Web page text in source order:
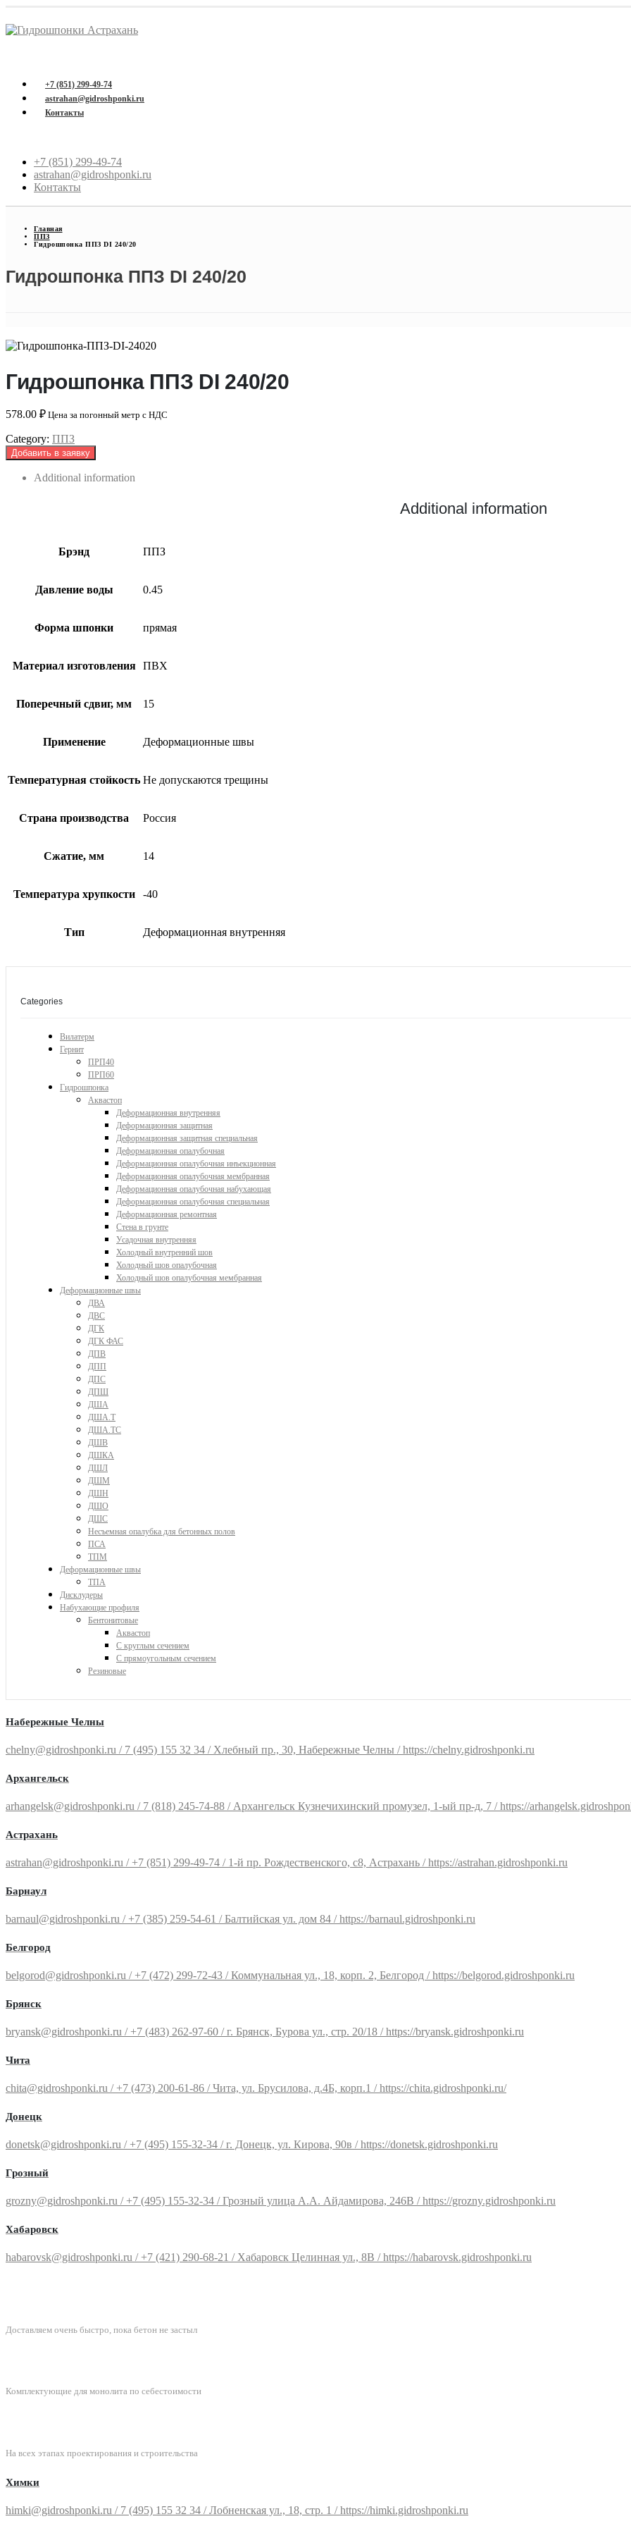
+7 (851) 299-49-74
astrahan@gidroshponki.ru
Контакты
+7 (851) 299-49-74
astrahan@gidroshponki.ru
Контакты
Главная
ППЗ
Гидрошпонка ППЗ DI 240/20
Гидрошпонка ППЗ DI 240/20
Гидрошпонка ППЗ DI 240/20
578.00 ₽ Цена за погонный метр с НДС
Category: ППЗ
Добавить в заявку
Additional information
Additional information
Брэнд ППЗ
Давление воды 0.45
Форма шпонки прямая
Материал изготовления ПВХ
Поперечный сдвиг, мм 15
Применение Деформационные швы
Температурная стойкость Не допускаются трещины
Страна производства Россия
Сжатие, мм 14
Температура хрупкости -40
Тип Деформационная внутренняя
Categories
Вилатерм
Гернит
ПРП40
ПРП60
Гидрошпонка
Аквастоп
Деформационная внутренняя
Деформационная защитная
Деформационная защитная специальная
Деформационная опалубочная
Деформационная опалубочная инъекционная
Деформационная опалубочная мембранная
Деформационная опалубочная набухающая
Деформационная опалубочная специальная
Деформационная ремонтная
Стена в грунте
Усадочная внутренняя
Холодный внутренний шов
Холодный шов опалубочная
Холодный шов опалубочная мембранная
Деформационные швы
ДВА
ДВС
ДГК
ДГК ФАС
ДПВ
ДПП
ДПС
ДПШ
ДША
ДША.Т
ДША.ТС
ДШВ
ДШКА
ДШЛ
ДШМ
ДШН
ДШО
ДШС
Несъемная опалубка для бетонных полов
ПСА
ТПМ
Деформационные швы
ТПА
Дисклудеры
Набухающие профиля
Бентонитовые
Аквастоп
С круглым сечением
С прямоугольным сечением
Резиновые
Набережные Челны
chelny@gidroshponki.ru / 7 (495) 155 32 34 / Хлебный пр., 30, Набережные Челны / https://chelny.gidroshponki.ru
Архангельск
arhangelsk@gidroshponki.ru / 7 (818) 245-74-88 / Архангельск Кузнечихинский промузел, 1-ый пр-д, 7 / https://
Астрахань
astrahan@gidroshponki.ru / +7 (851) 299-49-74 / 1-й пр. Рождественского, с8, Астрахань / https://astrahan.gidroshponki.ru
Барнаул
barnaul@gidroshponki.ru / +7 (385) 259-54-61 / Балтийская ул. дом 84 / https://barnaul.gidroshponki.ru
Белгород
belgorod@gidroshponki.ru / +7 (472) 299-72-43 / Коммунальная ул., 18, корп. 2, Белгород / https://belgorod.gidroshponki.ru
Брянск
bryansk@gidroshponki.ru / +7 (483) 262-97-60 / г. Брянск, Бурова ул., стр. 20/18 / https://bryansk.gidroshponki.ru
Чита
chita@gidroshponki.ru / +7 (473) 200-61-86 / Чита, ул. Брусилова, д.4Б, корп.1 / https://chita.gidroshponki.ru/
Донецк
donetsk@gidroshponki.ru / +7 (495) 155-32-34 / г. Донецк, ул. Кирова, 90в / https://donetsk.gidroshponki.ru
Грозный
grozny@gidroshponki.ru / +7 (495) 155-32-34 / Грозный улица А.А. Айдамирова, 246В / https://grozny.gidroshponki.ru
Хабаровск
habarovsk@gidroshponki.ru / +7 (421) 290-68-21 / Хабаровск Целинная ул., 8В / https://habarovsk.gidroshponki.ru
Доставляем очень быстро, пока бетон не застыл
Комплектующие для монолита по себестоимости
На всех этапах проектирования и строительства
Химки
himki@gidroshponki.ru / 7 (495) 155 32 34 / Лобненская ул., 18, стр. 1 / https://himki.gidroshponki.ru